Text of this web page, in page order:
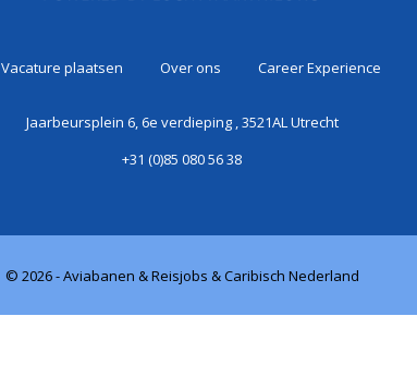
Vacature plaatsen Over ons Career Experience
Jaarbeursplein 6, 6e verdieping , 3521AL Utrecht
+31 (0)85 080 56 38
© 2026 - Aviabanen & Reisjobs & Caribisch Nederland